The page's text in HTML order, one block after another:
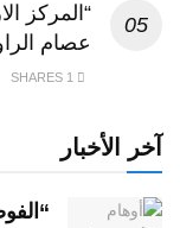
“المركز
عصام
آخر الأخبار